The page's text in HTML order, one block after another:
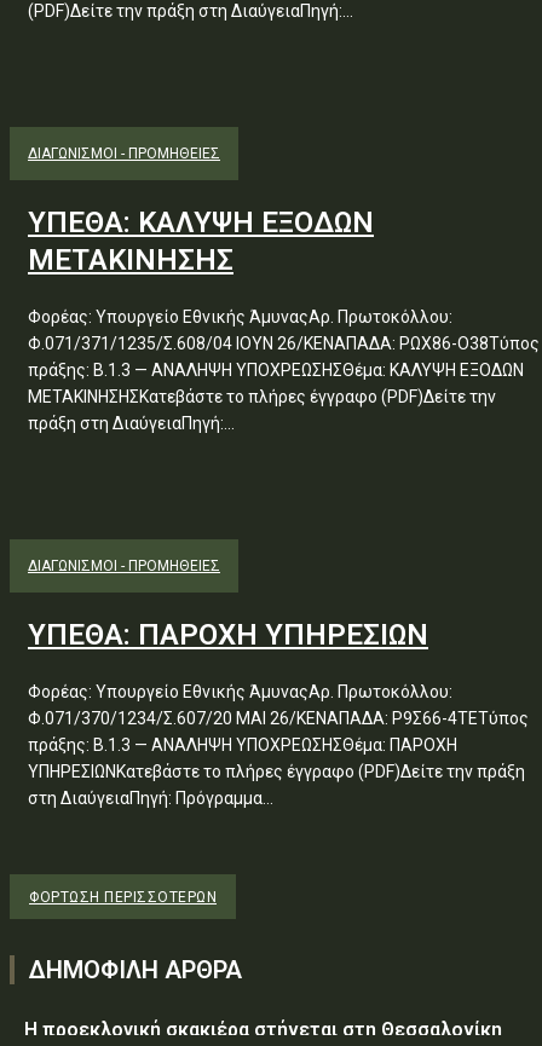
(PDF)Δείτε την πράξη στη ΔιαύγειαΠηγή:...
ΔΙΑΓΩΝΙΣΜΟΊ - ΠΡΟΜΉΘΕΙΕΣ
ΥΠΕΘΑ: ΚΑΛΥΨΗ ΕΞΟΔΩΝ
ΜΕΤΑΚΙΝΗΣΗΣ
Φορέας: Υπουργείο Εθνικής ΆμυναςΑρ. Πρωτοκόλλου:
Φ.071/371/1235/Σ.608/04 ΙΟΥΝ 26/ΚΕΝΑΠΑΔΑ: ΡΩΧ86-Ο38Τύπος
πράξης: Β.1.3 — ΑΝΑΛΗΨΗ ΥΠΟΧΡΕΩΣΗΣΘέμα: ΚΑΛΥΨΗ ΕΞΟΔΩΝ
ΜΕΤΑΚΙΝΗΣΗΣΚατεβάστε το πλήρες έγγραφο (PDF)Δείτε την
πράξη στη ΔιαύγειαΠηγή:...
ΔΙΑΓΩΝΙΣΜΟΊ - ΠΡΟΜΉΘΕΙΕΣ
ΥΠΕΘΑ: ΠΑΡΟΧΗ ΥΠΗΡΕΣΙΩΝ
Φορέας: Υπουργείο Εθνικής ΆμυναςΑρ. Πρωτοκόλλου:
Φ.071/370/1234/Σ.607/20 ΜΑΙ 26/ΚΕΝΑΠΑΔΑ: Ρ9Σ66-4ΤΕΤύπος
πράξης: Β.1.3 — ΑΝΑΛΗΨΗ ΥΠΟΧΡΕΩΣΗΣΘέμα: ΠΑΡΟΧΗ
ΥΠΗΡΕΣΙΩΝΚατεβάστε το πλήρες έγγραφο (PDF)Δείτε την πράξη
στη ΔιαύγειαΠηγή: Πρόγραμμα...
ΦΌΡΤΩΣΗ ΠΕΡΙΣΣΟΤΈΡΩΝ
ΔΗΜΟΦΙΛΗ ΑΡΘΡΑ
Η προεκλογική σκακιέρα στήνεται στη Θεσσαλονίκη